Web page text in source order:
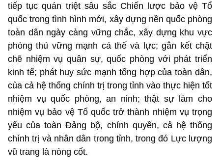
tiếp tục quán triệt sâu sắc Chiến lược bảo vệ Tổ
quốc trong tình hình mới, xây dựng nền quốc phòng
toàn dân ngày càng vững chắc, xây dựng khu vực
phòng thủ vững mạnh cả thế và lực; gắn kết chặt
chẽ nhiệm vụ quân sự, quốc phòng với phát triển
kinh tế; phát huy sức mạnh tổng hợp của toàn dân,
của cả hệ thống chính trị trong tỉnh vào thực hiện tốt
nhiệm vụ quốc phòng, an ninh; thật sự làm cho
nhiệm vụ bảo vệ Tổ quốc trở thành nhiệm vụ trọng
yếu của toàn Đảng bộ, chính quyền, cả hệ thống
chính trị và nhân dân trong tỉnh, trong đó Lực lượng
vũ trang là nòng cốt.